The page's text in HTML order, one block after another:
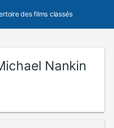
des films classés
Nankin